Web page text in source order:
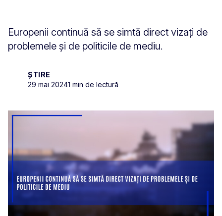
Europenii continuă să se simtă direct vizați de
problemele și de politicile de mediu.
ȘTIRE
29 mai 20241 min de lectură